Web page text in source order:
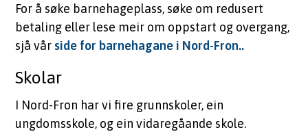
For å søke barnehageplass, søke om redusert
betaling eller lese meir om oppstart og overgang,
sjå vårside for barnehagane i Nord-Fron..
Skolar
I Nord-Fron har vi fire grunnskoler, ein
ungdomsskole, og ein vidaregåande skole.